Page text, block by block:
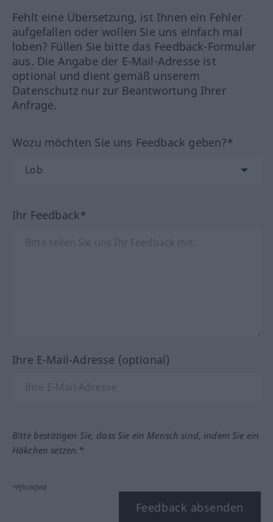
Fehlt eine Übersetzung, ist Ihnen ein Fehler
aufgefallen oder wollen Sie uns einfach mal
loben? Füllen Sie bitte das Feedback-Formular
aus. Die Angabe der E-Mail-Adresse ist
optional und dient gemäß unserem
Datenschutz nur zur Beantwortung Ihrer
Anfrage.
Wozu möchten Sie uns Feedback geben?*
Ihr Feedback*
Ihre E-Mail-Adresse (optional)
Bitte bestätigen Sie, dass Sie ein Mensch sind, indem Sie ein
Häkchen setzen.*
*Pflichtfeld
Feedback absenden